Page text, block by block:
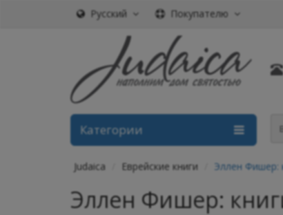
Русский Покупателю
Категории
Judaica Еврейские книги Эллен Фишер:
Эллен Фишер: